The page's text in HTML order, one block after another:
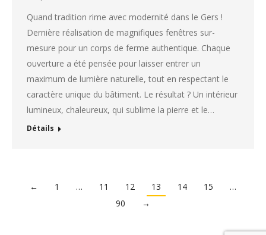
Quand tradition rime avec modernité dans le Gers !
Dernière réalisation de magnifiques fenêtres sur-
mesure pour un corps de ferme authentique. Chaque
ouverture a été pensée pour laisser entrer un
maximum de lumière naturelle, tout en respectant le
caractère unique du bâtiment. Le résultat ? Un intérieur
lumineux, chaleureux, qui sublime la pierre et le…
Détails
← 1 … 11 12 13 14 15
…
90
→